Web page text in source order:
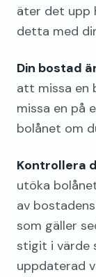
äter det upp
detta med
Din bostad
att missa en
missa en på
bolånet om
Kontrollera
utöka
av
som gäller
stigit i värde
uppdaterad